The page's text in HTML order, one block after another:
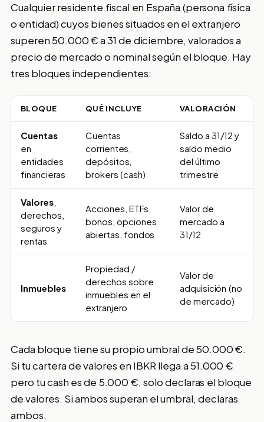
Cualquier residente fiscal en España (persona física
o entidad) cuyos bienes situados en el extranjero
superen 50.000 € a 31 de diciembre, valorados a
precio de mercado o nominal según el bloque. Hay
tres bloques independientes:
BLOQUE QUÉ INCLUYE VALORACIÓN
Cuentas
en
entidades
financieras
Cuentas
corrientes,
depósitos,
brokers (cash)
Saldo a 31/12 y
saldo medio
del último
trimestre
Valores,
derechos,
seguros y
rentas
Acciones, ETFs,
bonos, opciones
abiertas, fondos
Valor de
mercado a
31/12
Inmuebles
Propiedad /
derechos sobre
inmuebles en el
extranjero
Valor de
adquisición (no
de mercado)
Cada bloque tiene su propio umbral de 50.000 €.
Si tu cartera de valores en IBKR llega a 51.000 €
pero tu cash es de 5.000 €, solo declaras el bloque
de valores. Si ambos superan el umbral, declaras
ambos.